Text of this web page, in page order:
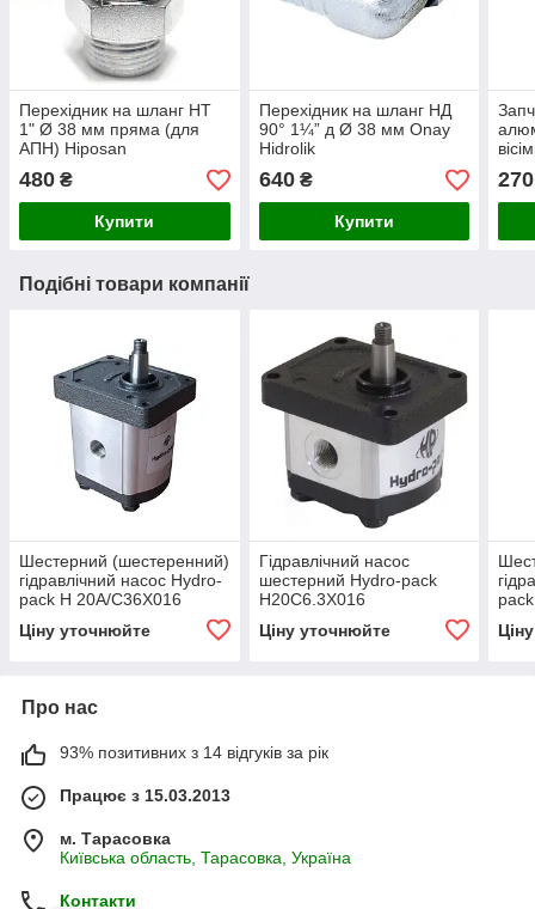
Перехідник на шланг НТ
1" Ø 38 мм пряма (для
АПН) Hiposan
480 ₴
Купити
Перехідник на шланг НД
90° 1¼” д Ø 38 мм Onay
Hidrolik
640₴
Купити
270
Подібні товари компанії
Шестерний (шестеренний)
гідравлічний насос Hydro-
pack H 20A/C36X016
Ціну уточнюйте
Гідравлічний насос
шестерний Hydro-pack
H20C6.3X016
Ціну уточнюйте
Про нас
93% позитивних з 14 відгуків за рік
Працює з 15.03.2013
м. Тарасовка
Київська область, Тарасовка, Україна
Контакти